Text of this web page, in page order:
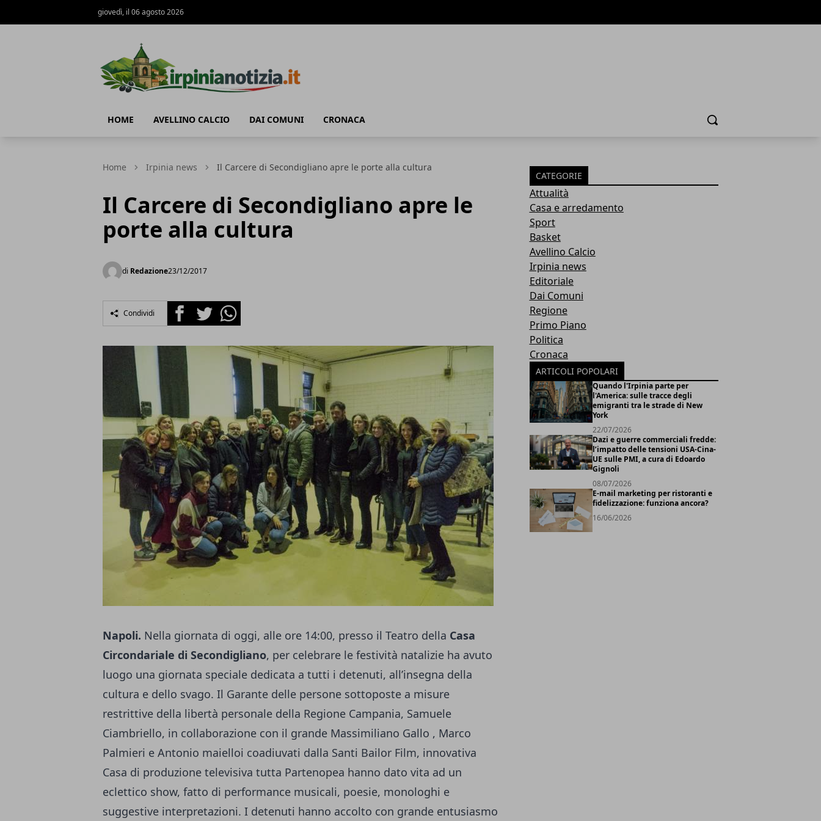
giovedì, il 06 agosto 2026
HOME AVELLINO CALCIO DAI COMUNI CRONACA Cerca
Home Irpinia news Il Carcere di Secondigliano apre le porte alla cultura
Il Carcere di Secondigliano apre le
porte alla cultura
di Redazione23/12/2017
Condividi FacebookTwitterWhatsapp
Napoli. Nella giornata di oggi, alle ore 14:00, presso il Teatro della Casa
Circondariale di Secondigliano, per celebrare le festività natalizie ha avuto
luogo una giornata speciale dedicata a tutti i detenuti, all’insegna della
cultura e dello svago. Il Garante delle persone sottoposte a misure
restrittive della libertà personale della Regione Campania, Samuele
Ciambriello, in collaborazione con il grande Massimiliano Gallo , Marco
Palmieri e Antonio maielloi coadiuvati dalla Santi Bailor Film, innovativa
Casa di produzione televisiva tutta Partenopea hanno dato vita ad un
eclettico show, fatto di performance musicali, poesie, monologhi e
suggestive interpretazioni. I detenuti hanno accolto con grande entusiasmo
CATEGORIE
Attualità
Casa e arredamento
Sport
Basket
Avellino Calcio
Irpinia news
Editoriale
Dai Comuni
Regione
Primo Piano
Politica
Cronaca
ARTICOLI POPOLARI
Quando l'Irpinia parte per
l'America: sulle tracce degli
emigranti tra le strade di New
York
22/07/2026
Dazi e guerre commerciali fredde:
l’impatto delle tensioni USA-Cina-
UE sulle PMI, a cura di Edoardo
Gignoli
08/07/2026
E-mail marketing per ristoranti e
fidelizzazione: funziona ancora?
16/06/2026